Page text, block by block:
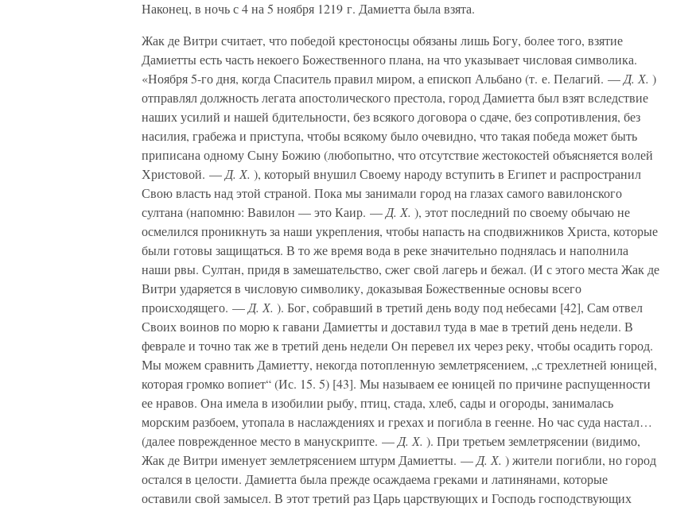
Наконец, в ночь с 4 на 5 ноября 1219 г. Дамиетта была взята.
Жак де Витри считает, что победой крестоносцы обязаны лишь Богу, более того, взятие
Дамиетты есть часть некоего Божественного плана, на что указывает числовая символика.
«Ноября 5-го дня, когда Спаситель правил миром, а епископ Альбано (т. е. Пелагий. — Д. Х. )
отправлял должность легата апостолического престола, город Дамиетта был взят вследствие
наших усилий и нашей бдительности, без всякого договора о сдаче, без сопротивления, без
насилия, грабежа и приступа, чтобы всякому было очевидно, что такая победа может быть
приписана одному Сыну Божию (любопытно, что отсутствие жестокостей объясняется волей
Христовой. — Д. Х. ), который внушил Своему народу вступить в Египет и распространил
Свою власть над этой страной. Пока мы занимали город на глазах самого вавилонского
султана (напомню: Вавилон — это Каир. — Д. Х. ), этот последний по своему обычаю не
осмелился проникнуть за наши укрепления, чтобы напасть на сподвижников Христа, которые
были готовы защищаться. В то же время вода в реке значительно поднялась и наполнила
наши рвы. Султан, придя в замешательство, сжег свой лагерь и бежал. (И с этого места Жак де
Витри ударяется в числовую символику, доказывая Божественные основы всего
происходящего. — Д. Х. ). Бог, собравший в третий день воду под небесами [42], Сам отвел
Своих воинов по морю к гавани Дамиетты и доставил туда в мае в третий день недели. В
феврале и точно так же в третий день недели Он перевел их через реку, чтобы осадить город.
Мы можем сравнить Дамиетту, некогда потопленную землетрясением, „с трехлетней юницей,
которая громко вопиет“ (Ис. 15. 5) [43]. Мы называем ее юницей по причине распущенности
ее нравов. Она имела в изобилии рыбу, птиц, стада, хлеб, сады и огороды, занималась
морским разбоем, утопала в наслаждениях и грехах и погибла в геенне. Но час суда настал…
(далее поврежденное место в манускрипте. — Д. Х. ). При третьем землетрясении (видимо,
Жак де Витри именует землетрясением штурм Дамиетты. — Д. Х. ) жители погибли, но город
остался в целости. Дамиетта была прежде осаждаема греками и латинянами, которые
оставили свой замысел. В этот третий раз Царь царствующих и Господь господствующих